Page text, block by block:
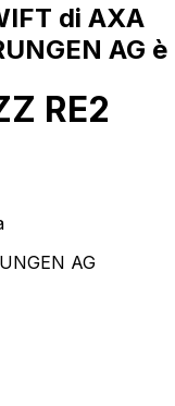
di AXA
AG è
RE2
AG